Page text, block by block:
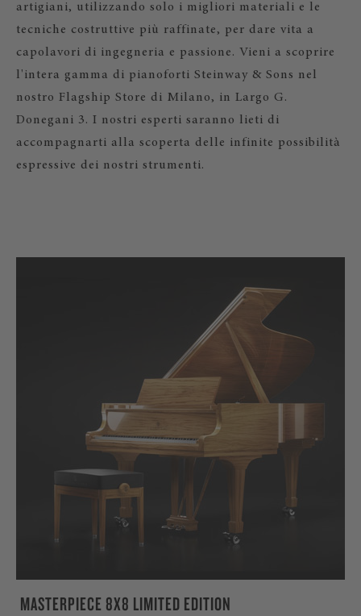
artigiani, utilizzando solo i migliori materiali e le
tecniche costruttive più raffinate, per dare vita a
capolavori di ingegneria e passione. Vieni a scoprire
l'intera gamma di pianoforti Steinway & Sons nel
nostro Flagship Store di Milano, in Largo G.
Donegani 3. I nostri esperti saranno lieti di
accompagnarti alla scoperta delle infinite possibilità
espressive dei nostri strumenti.
MASTERPIECE 8X8 LIMITED EDITION